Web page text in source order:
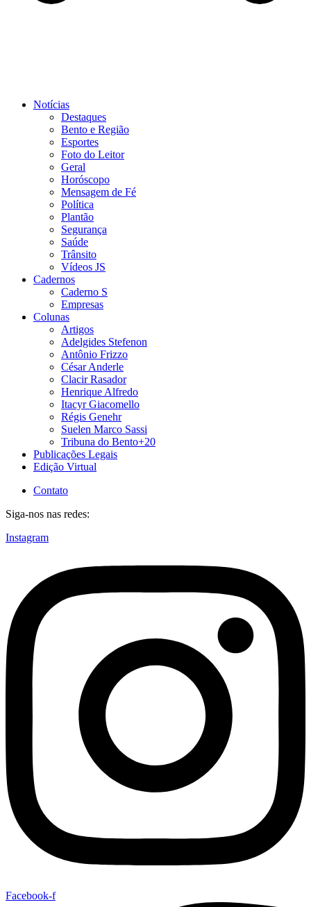
Notícias
Destaques
Bento e Região
Esportes
Foto do Leitor
Geral
Horóscopo
Mensagem de Fé
Política
Plantão
Segurança
Saúde
Trânsito
Vídeos JS
Cadernos
Caderno S
Empresas
Colunas
Artigos
Adelgides Stefenon
Antônio Frizzo
César Anderle
Clacir Rasador
Henrique Alfredo
Itacyr Giacomello
Régis Genehr
Suelen Marco Sassi
Tribuna do Bento+20
Publicações Legais
Edição Virtual
Contato
Siga-nos nas redes:
Instagram
Facebook-f